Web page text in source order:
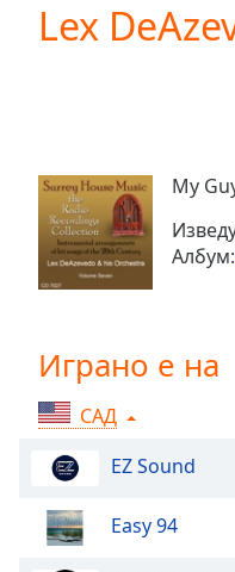
Current
Time0:00
Stream
Type LIVE
Seek to
live,
currently
Time-
Playback
Chapters
Lex
My
Албум:
Играно е на
САД
EZ Sound
Easy 94